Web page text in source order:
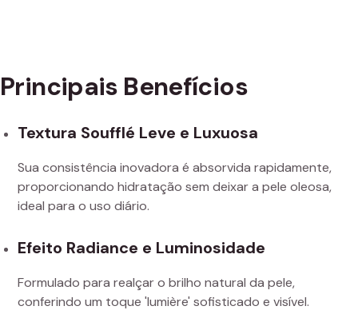
Principais Benefícios
Textura Soufflé Leve e Luxuosa
Sua consistência inovadora é absorvida rapidamente,
proporcionando hidratação sem deixar a pele oleosa,
ideal para o uso diário.
Efeito Radiance e Luminosidade
Formulado para realçar o brilho natural da pele,
conferindo um toque 'lumière' sofisticado e visível.